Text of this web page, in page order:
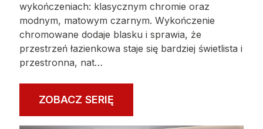
wykończeniach: klasycznym chromie oraz
modnym, matowym czarnym. Wykończenie
chromowane dodaje blasku i sprawia, że
przestrzeń łazienkowa staje się bardziej świetlista i
przestronna, nat…
ZOBACZ SERIĘ